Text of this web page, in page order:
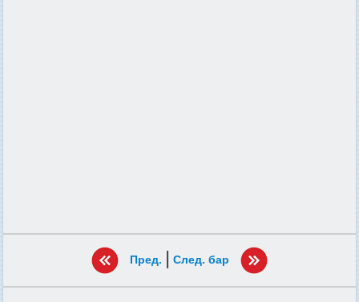
Пред. | След. бар